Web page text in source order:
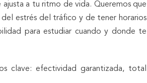
a tu ritmo de vida. Queremos que
estrés del tráfico y de tener horarios
para estudiar cuando y donde te
clave: efectividad garantizada, total